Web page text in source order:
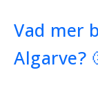
Vad mer
Algarve?